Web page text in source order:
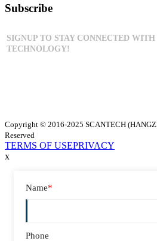
Subscribe
Copyright © 2016-2025 SCANTECH
Reserved
TERMS OF USEPRIVACY
x
Name*
Phone